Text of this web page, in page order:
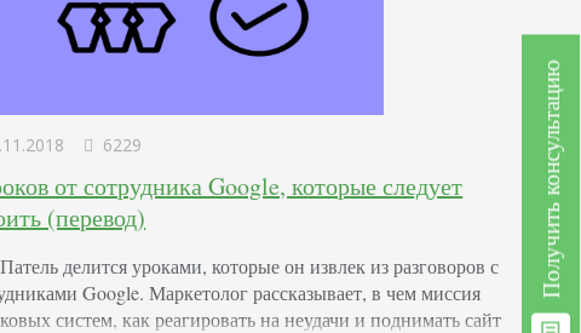
6229
от сотрудника Google, которые следует
(перевод)
делится уроками, которые он извлек из разговоров с
Google. Маркетолог рассказывает, в чем миссия
систем, как реагировать на неудачи и поднимать сайт
Получить консультацию